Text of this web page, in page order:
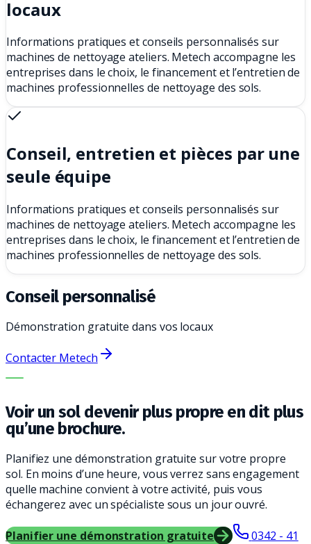
locaux
Informations pratiques et conseils personnalisés sur
machines de nettoyage ateliers. Metech accompagne les
entreprises dans le choix, le financement et l’entretien de
machines professionnelles de nettoyage des sols.
Conseil, entretien et pièces par une
seule équipe
Informations pratiques et conseils personnalisés sur
machines de nettoyage ateliers. Metech accompagne les
entreprises dans le choix, le financement et l’entretien de
machines professionnelles de nettoyage des sols.
Conseil personnalisé
Démonstration gratuite dans vos locaux
Contacter Metech
LA BONNE MACHINE. LE MEILLEUR SERVICE.
Voir un sol devenir plus propre en dit plus
qu’une brochure.
Planifiez une démonstration gratuite sur votre propre
sol. En moins d’une heure, vous verrez sans engagement
quelle machine convient à votre activité, puis vous
échangerez avec un spécialiste sous un jour ouvré.
Planifier une démonstration gratuite
0342 - 41